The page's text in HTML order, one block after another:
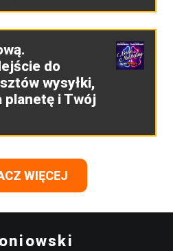
do
wysyłki,
planetę i Twój
WIĘCEJ